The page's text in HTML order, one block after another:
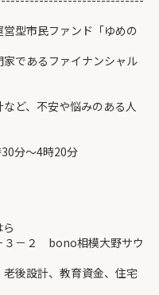
型市民ファンド「ゆめの
であるファイナンシャル
ど、不安や悩みのある人
分～4時20分
２ bono相模大野サウ
後設計、教育資金、住宅